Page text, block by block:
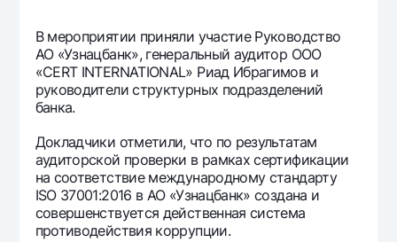
В мероприятии приняли участие Руководство
АО «Узнацбанк», генеральный аудитор ООО
«CERT INTERNATIONAL» Риад Ибрагимов и
руководители структурных подразделений
банка.
Докладчики отметили, что по результатам
аудиторской проверки в рамках сертификации
на соответствие международному стандарту
ISО 37001:2016 в АО «Узнацбанк» создана и
совершенствуется действенная система
противодействия коррупции.